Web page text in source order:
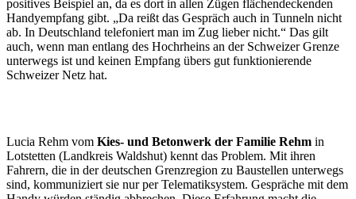
positives Beispiel an, da es dort in allen Zügen flächendeckenden
Handyempfang gibt. „Da reißt das Gespräch auch in Tunneln nicht
ab. In Deutschland telefoniert man im Zug lieber nicht.“ Das gilt
auch, wenn man entlang des Hochrheins an der Schweizer Grenze
unterwegs ist und keinen Empfang übers gut funktionierende
Schweizer Netz hat.
Lucia Rehm vom Kies- und Betonwerk der Familie Rehm in
Lotstetten (Landkreis Waldshut) kennt das Problem. Mit ihren
Fahrern, die in der deutschen Grenzregion zu Baustellen unterwegs
sind, kommuniziert sie nur per Telematiksystem. Gespräche mit dem